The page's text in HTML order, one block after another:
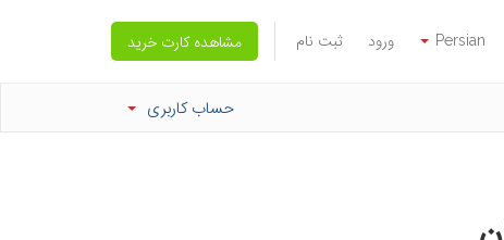
Persian ورود ثبت نام مشاهده کارت خرید
حساب کاربری